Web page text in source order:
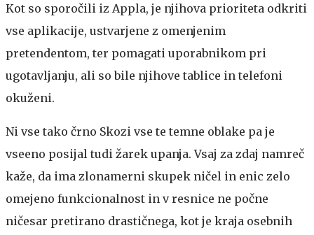
Kot so sporočili iz Appla, je njihova prioriteta odkriti
vse aplikacije, ustvarjene z omenjenim
pretendentom, ter pomagati uporabnikom pri
ugotavljanju, ali so bile njihove tablice in telefoni
okuženi.
Ni vse tako črno Skozi vse te temne oblake pa je
vseeno posijal tudi žarek upanja. Vsaj za zdaj namreč
kaže, da ima zlonamerni skupek ničel in enic zelo
omejeno funkcionalnost in v resnice ne počne
ničesar pretirano drastičnega, kot je kraja osebnih